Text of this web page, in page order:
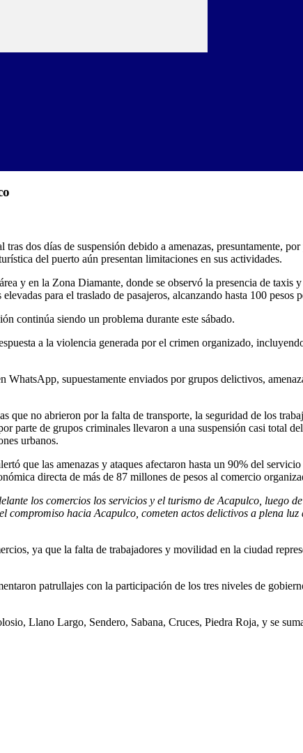
dos días de suspensión debido a amenazas, presuntamente,
del puerto aún presentan limitaciones en sus actividades.
y en la Zona Diamante, donde se observó la presencia de taxis
para el traslado de pasajeros, alcanzando hasta 100 pesos
continúa siendo un problema durante este sábado.
a la violencia generada por el crimen organizado,
supuestamente enviados por grupos delictivos,
que no abrieron por la falta de transporte, la seguridad de los
parte de grupos criminales llevaron a una suspensión casi total
urbanos.
que las amenazas y ataques afectaron hasta un 90% del
directa de más de 87 millones de pesos al comercio
los comercios los servicios y el turismo de Acapulco, luego
hacia Acapulco, cometen actos delictivos a plena
ya que la falta de trabajadores y movilidad en la ciudad
patrullajes con la participación de los tres niveles de
Llano Largo, Sendero, Sabana, Cruces, Piedra Roja, y se